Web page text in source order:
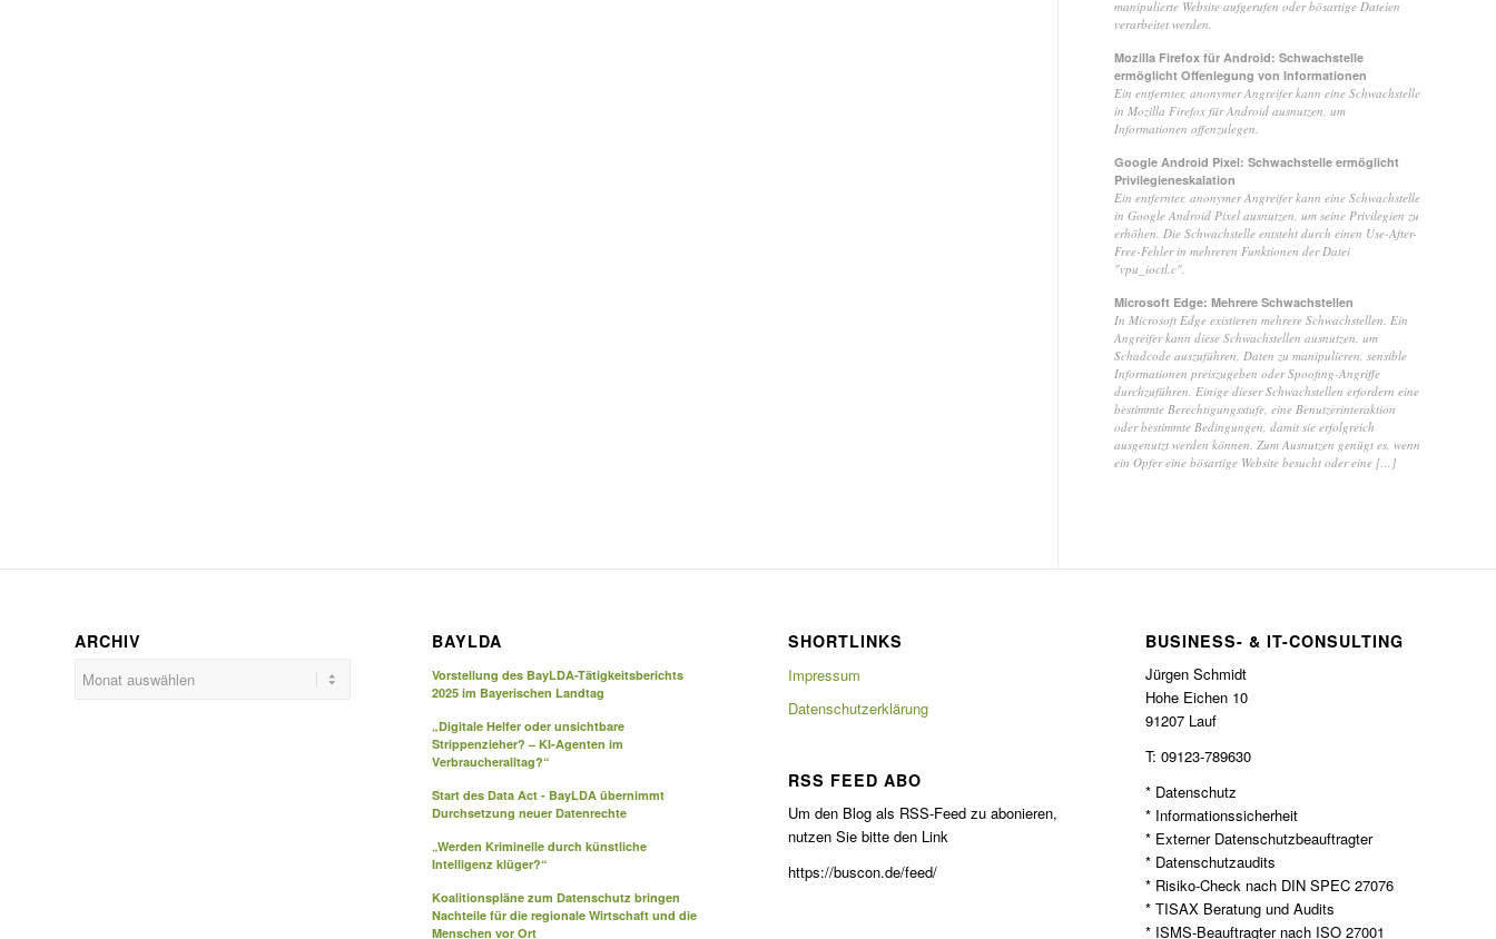
manipulierte Website aufgerufen oder bösartige Dateien
verarbeitet werden.
Mozilla Firefox für Android: Schwachstelle
ermöglicht Offenlegung von Informationen
Ein entfernter, anonymer Angreifer kann eine Schwachstelle
in Mozilla Firefox für Android ausnutzen, um
Informationen offenzulegen.
Google Android Pixel: Schwachstelle ermöglicht
Privilegieneskalation
Ein entfernter, anonymer Angreifer kann eine Schwachstelle
in Google Android Pixel ausnutzen, um seine Privilegien zu
erhöhen. Die Schwachstelle entsteht durch einen Use-After-
Free-Fehler in mehreren Funktionen der Datei
"vpu_ioctl.c".
Microsoft Edge: Mehrere Schwachstellen
In Microsoft Edge existieren mehrere Schwachstellen. Ein
Angreifer kann diese Schwachstellen ausnutzen, um
Schadcode auszuführen, Daten zu manipulieren, sensible
Informationen preiszugeben oder Spoofing-Angriffe
durchzuführen. Einige dieser Schwachstellen erfordern eine
bestimmte Berechtigungsstufe, eine Benutzerinteraktion
oder bestimmte Bedingungen, damit sie erfolgreich
ausgenutzt werden können. Zum Ausnutzen genügt es, wenn
ein Opfer eine bösartige Website besucht oder eine […]
ARCHIV BAYLDA
Vorstellung des BayLDA-Tätigkeitsberichts
2025 im Bayerischen Landtag
„Digitale Helfer oder unsichtbare
Strippenzieher? – KI-Agenten im
Verbraucheralltag?“
Start des Data Act - BayLDA übernimmt
Durchsetzung neuer Datenrechte
„Werden Kriminelle durch künstliche
Intelligenz klüger?“
Koalitionspläne zum Datenschutz bringen
Nachteile für die regionale Wirtschaft und die
Menschen vor Ort
SHORTLINKS
Impressum
Datenschutzerklärung
RSS FEED ABO
Um den Blog als RSS-Feed zu abonieren,
nutzen Sie bitte den Link
https://buscon.de/feed/
BUSINESS- & IT-CONSULTING
Jürgen Schmidt
Hohe Eichen 10
91207 Lauf
T: 09123-789630
* Datenschutz
* Informationssicherheit
* Externer Datenschutzbeauftragter
* Datenschutzaudits
* Risiko-Check nach DIN SPEC 27076
* TISAX Beratung und Audits
* ISMS-Beauftragter nach ISO 27001